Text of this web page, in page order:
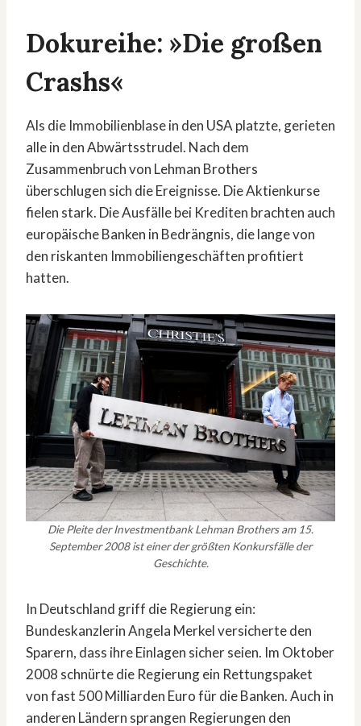
Dokureihe: »Die großen
Crashs«
Als die Immobilienblase in den USA platzte, gerieten
alle in den Abwärtsstrudel. Nach dem
Zusammenbruch von Lehman Brothers
überschlugen sich die Ereignisse. Die Aktienkurse
fielen stark. Die Ausfälle bei Krediten brachten auch
europäische Banken in Bedrängnis, die lange von
den riskanten Immobiliengeschäften profitiert
hatten.
Die Pleite der Investmentbank Lehman Brothers am 15.
September 2008 ist einer der größten Konkursfälle der
Geschichte.
In Deutschland griff die Regierung ein:
Bundeskanzlerin Angela Merkel versicherte den
Sparern, dass ihre Einlagen sicher seien. Im Oktober
2008 schnürte die Regierung ein Rettungspaket
von fast 500 Milliarden Euro für die Banken. Auch in
anderen Ländern sprangen Regierungen den